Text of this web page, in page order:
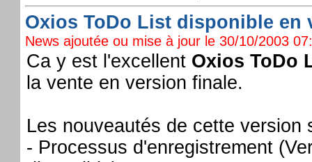
Oxios ToDo List disponible en
News ajoutée ou mise à jour le 30/10/2003
Ca y est l'excellent Oxios ToDo
la vente en version finale.
Les nouveautés de cette version
- Processus d'enregistrement